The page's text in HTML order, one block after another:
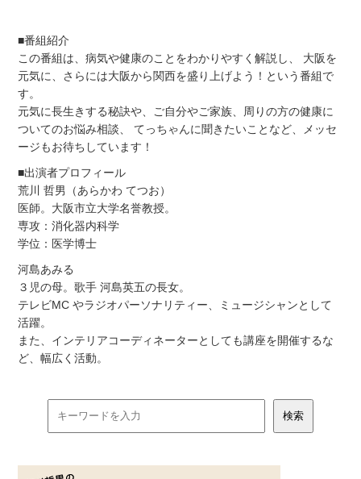
■番組紹介
この番組は、病気や健康のことをわかりやすく解説し、 大阪を
元気に、さらには大阪から関西を盛り上げよう！という番組で
す。
元気に長生きする秘訣や、ご自分やご家族、周りの方の健康に
ついてのお悩み相談、 てっちゃんに聞きたいことなど、メッセ
ージもお待ちしています！
■出演者プロフィール
荒川 哲男（あらかわ てつお）
医師。大阪市立大学名誉教授。
専攻：消化器内科学
学位：医学博士
河島あみる
３児の母。歌手 河島英五の長女。
テレビMC やラジオパーソナリティー、ミュージシャンとして
活躍。
また、インテリアコーディネーターとしても講座を開催するな
ど、幅広く活動。